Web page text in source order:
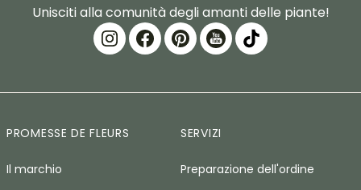
Unisciti alla comunità degli amanti delle piante!
PROMESSE DE FLEURS
Il marchio
SERVIZI
Preparazione dell'ordine